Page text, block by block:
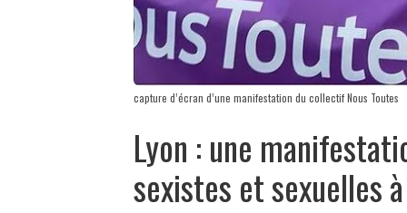
capture d’écran d’une manifestation du collectif Nous Toutes
Lyon : une
sexistes et sexuelles